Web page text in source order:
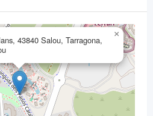
43840 Salou, Tarragona,
×